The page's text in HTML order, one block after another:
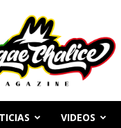
Periodismo
y
Cultura
Reggae
VIDEOS